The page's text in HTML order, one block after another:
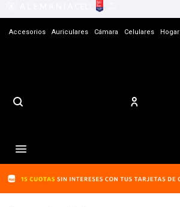
Accesorios Auriculares Cámara Celulares Hogar
